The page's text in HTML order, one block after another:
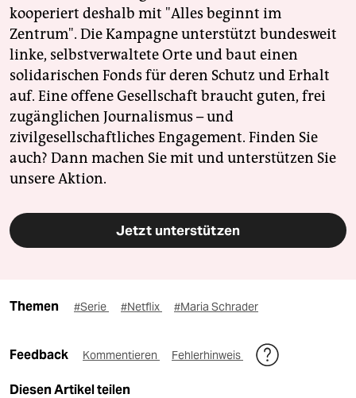
kooperiert deshalb mit "Alles beginnt im
Zentrum". Die Kampagne unterstützt bundesweit
linke, selbstverwaltete Orte und baut einen
solidarischen Fonds für deren Schutz und Erhalt
auf. Eine offene Gesellschaft braucht guten, frei
zugänglichen Journalismus – und
zivilgesellschaftliches Engagement. Finden Sie
auch? Dann machen Sie mit und unterstützen Sie
unsere Aktion.
Jetzt unterstützen
Themen #Serie #Netflix #Maria Schrader
Feedback Kommentieren Fehlerhinweis
Diesen Artikel teilen